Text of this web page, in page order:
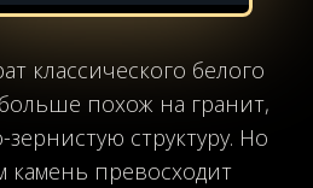
классического белого
похож на гранит,
зернистую структуру. Но
камень превосходит